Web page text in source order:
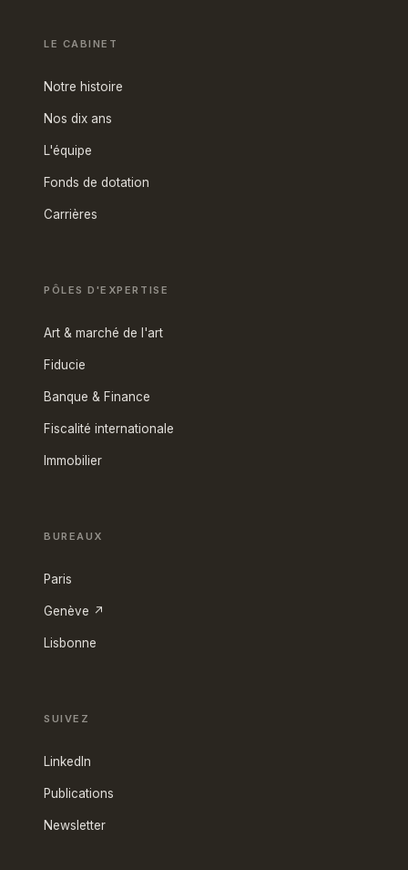
LE CABINET
Notre histoire
Nos dix ans
L'équipe
Fonds de dotation
Carrières
PÔLES D'EXPERTISE
Art & marché de l'art
Fiducie
Banque & Finance
Fiscalité internationale
Immobilier
BUREAUX
Paris
Genève ↗
Lisbonne
SUIVEZ
LinkedIn
Publications
Newsletter